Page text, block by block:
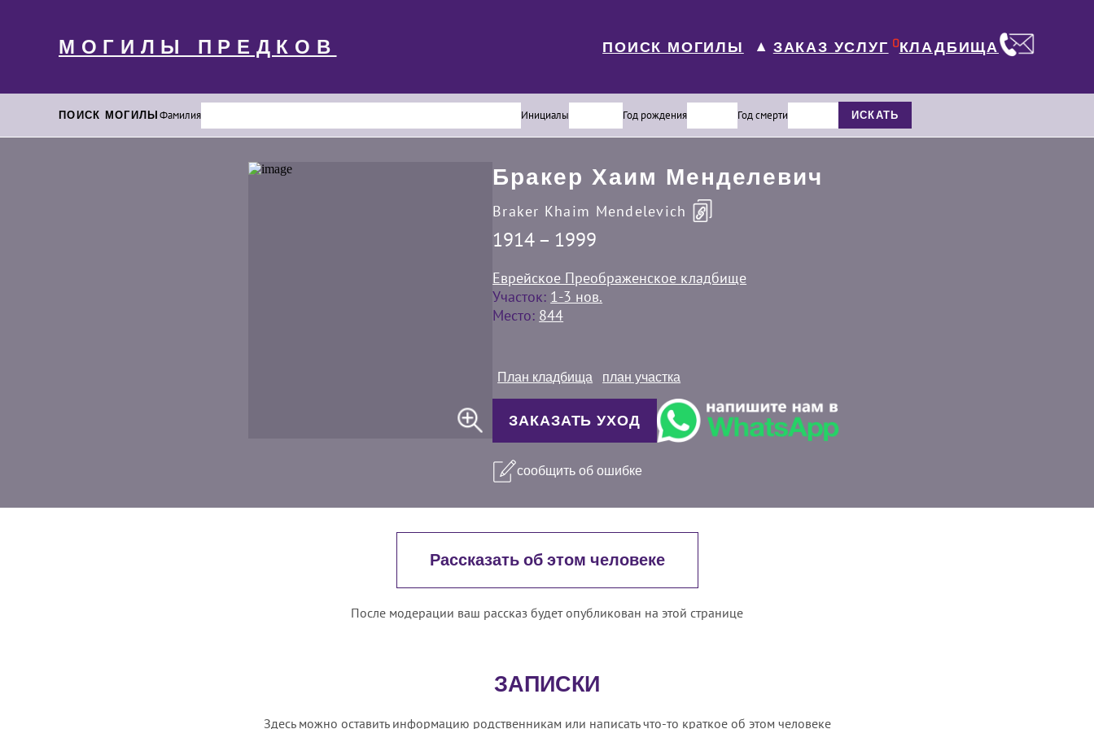
МОГИЛЫ ПРЕДКОВ ПОИСК МОГИЛЫ ▼ ЗАКАЗ УСЛУГ 0КЛАДБИЩА
ПОИСК МОГИЛЫФамилия Инициалы Год рождения Год смерти ИСКАТЬ
Бракер Хаим Менделевич
Braker Khaim Mendelevich
1914 – 1999
Еврейское Преображенское кладбище
Участок: 1-3 нов.
Место: 844
План кладбища план участка
ЗАКАЗАТЬ УХОД
сообщить об ошибке
Рассказать об этом человеке
После модерации ваш рассказ будет опубликован на этой странице
ЗАПИСКИ
Здесь можно оставить информацию родственникам или написать что-то краткое об этом человеке